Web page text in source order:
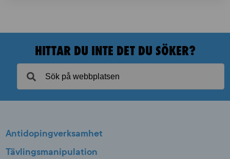
HITTAR DU INTE DET DU SÖKER?
Antidopingverksamhet
Tävlingsmanipulation